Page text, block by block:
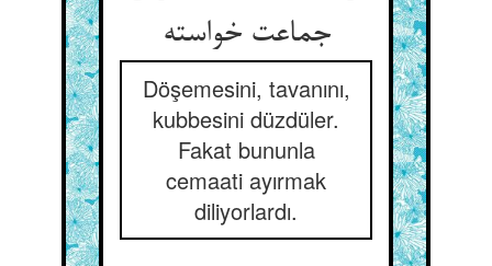
جماعت خواسته‏
Döşemesini, tavanını,
kubbesini düzdüler.
Fakat bununla
cemaati ayırmak
diliyorlardı.